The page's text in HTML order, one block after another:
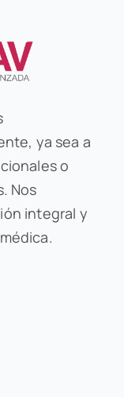
ya sea a
o
Nos
integral y